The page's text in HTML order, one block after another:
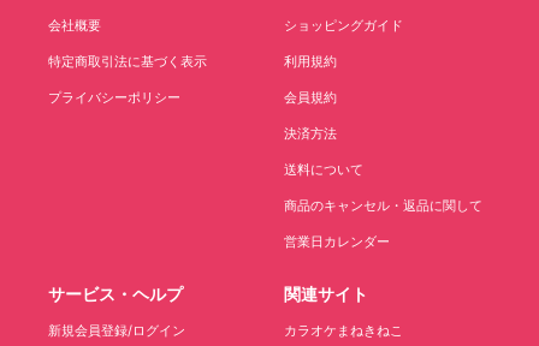
会社概要
特定商取引法に基づく表示
プライバシーポリシー
ショッピングガイド
利用規約
会員規約
決済方法
送料について
商品のキャンセル・返品に関して
営業日カレンダー
サービス・ヘルプ
新規会員登録/ログイン
関連サイト
カラオケまねきねこ